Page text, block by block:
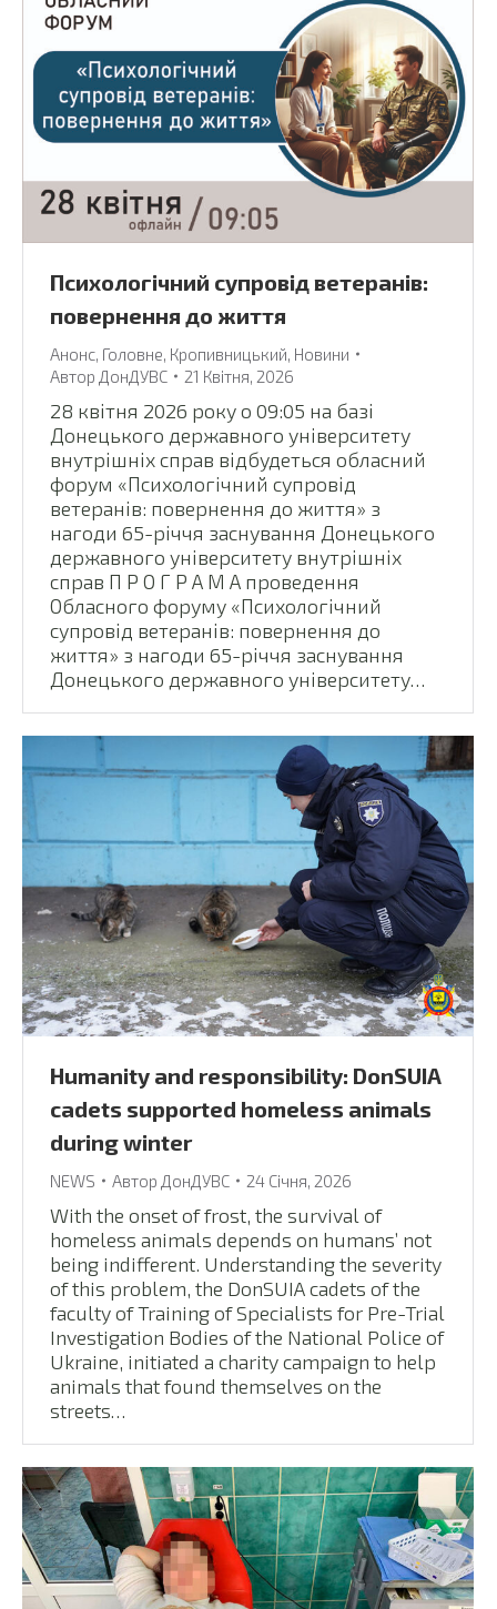
Психологічний супровід ветеранів:
повернення до життя
Анонс Головне Кропивницький Новини
Автор ДонДУВС 21 Квітня, 2026
28 квітня 2026 року о 09:05 на базі
Донецького державного університету
внутрішніх справ відбудеться обласний
форум «Психологічний супровід
ветеранів: повернення до життя» з
нагоди 65-річчя заснування Донецького
державного університету внутрішніх
справ П Р О Г Р А М А проведення
Обласного форуму «Психологічний
супровід ветеранів: повернення до
життя» з нагоди 65-річчя заснування
Донецького державного університету…
Humanity and responsibility: DonSUIA
cadets supported homeless animals
during winter
NEWS Автор ДонДУВС 24 Січня, 2026
With the onset of frost, the survival of
homeless animals depends on humans’ not
being indifferent. Understanding the severity
of this problem, the DonSUIA cadets of the
faculty of Training of Specialists for Pre-Trial
Investigation Bodies of the National Police of
Ukraine, initiated a charity campaign to help
animals that found themselves on the
streets…